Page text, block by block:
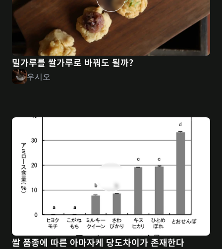
밀가루를 쌀가루로 바꿔도 될까?
우시오
쌀 품종에 따른 아마자케 당도차이가 존재한다